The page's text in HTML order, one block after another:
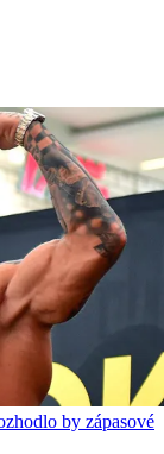
by zápasové